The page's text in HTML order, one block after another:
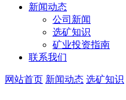
新闻动态
公司新闻
选矿知识
矿业投资指南
联系我们
网站首页 新闻动态 选矿知识